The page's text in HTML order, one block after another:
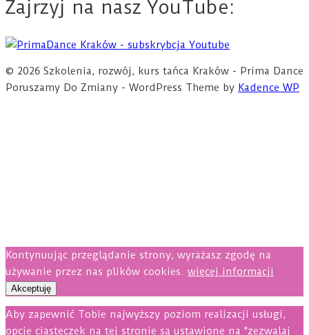
Zajrzyj na nasz YouTube:
© 2026 Szkolenia, rozwój, kurs tańca Kraków - Prima Dance
Poruszamy Do Zmiany - WordPress Theme by Kadence WP
Kontynuując przeglądanie strony, wyrażasz zgodę na
używanie przez nas plików cookies. więcej informacji
Akceptuję
Aby zapewnić Tobie najwyższy poziom realizacji usługi,
opcje ciasteczek na tej stronie są ustawione na "zezwalaj